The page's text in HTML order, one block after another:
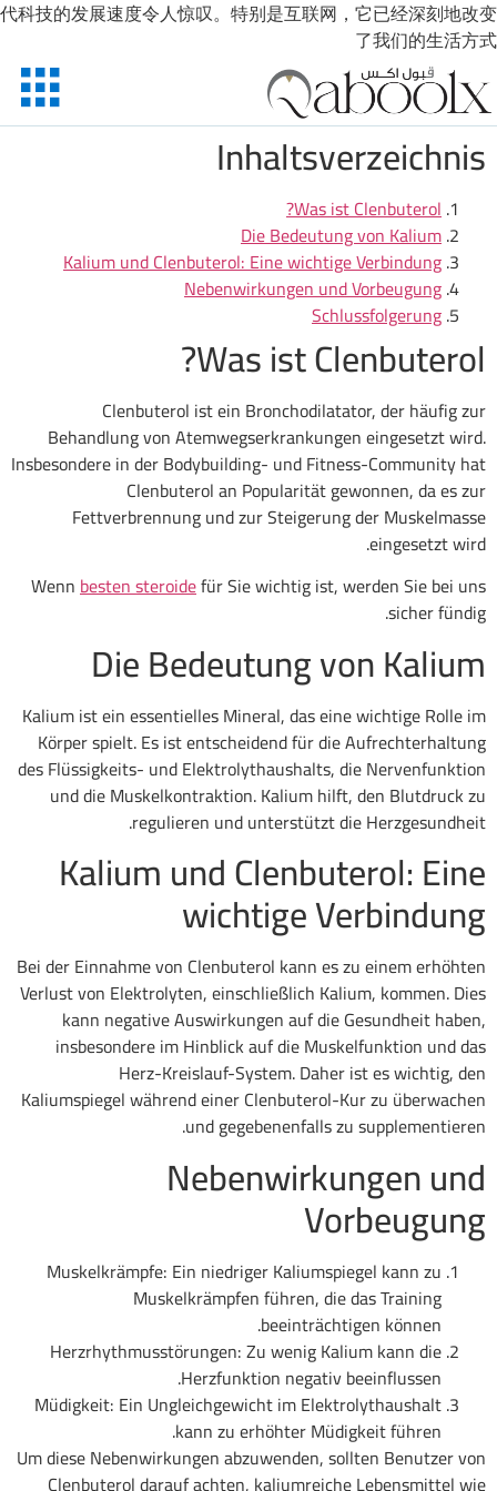
代科技的发展速度令人惊叹。特别是互联网，它已经深刻地改变
了我们的生活方式
Inhaltsverzeichnis
Was ist Clenbuterol?
Die Bedeutung von Kalium
Kalium und Clenbuterol: Eine wichtige Verbindung
Nebenwirkungen und Vorbeugung
Schlussfolgerung
Was ist Clenbuterol?
Clenbuterol ist ein Bronchodilatator, der häufig zur
Behandlung von Atemwegserkrankungen eingesetzt wird.
Insbesondere in der Bodybuilding- und Fitness-Community hat
Clenbuterol an Popularität gewonnen, da es zur
Fettverbrennung und zur Steigerung der Muskelmasse
eingesetzt wird.
Wennbesten steroidefür Sie wichtig ist, werden Sie bei uns
sicher fündig.
Die Bedeutung von Kalium
Kalium ist ein essentielles Mineral, das eine wichtige Rolle im
Körper spielt. Es ist entscheidend für die Aufrechterhaltung
des Flüssigkeits- und Elektrolythaushalts, die Nervenfunktion
und die Muskelkontraktion. Kalium hilft, den Blutdruck zu
regulieren und unterstützt die Herzgesundheit.
Kalium und Clenbuterol: Eine
wichtige Verbindung
Bei der Einnahme von Clenbuterol kann es zu einem erhöhten
Verlust von Elektrolyten, einschließlich Kalium, kommen. Dies
kann negative Auswirkungen auf die Gesundheit haben,
insbesondere im Hinblick auf die Muskelfunktion und das
Herz-Kreislauf-System. Daher ist es wichtig, den
Kaliumspiegel während einer Clenbuterol-Kur zu überwachen
und gegebenenfalls zu supplementieren.
Nebenwirkungen und
Vorbeugung
Muskelkrämpfe: Ein niedriger Kaliumspiegel kann zu
Muskelkrämpfen führen, die das Training
beeinträchtigen können.
Herzrhythmusstörungen: Zu wenig Kalium kann die
Herzfunktion negativ beeinflussen.
Müdigkeit: Ein Ungleichgewicht im Elektrolythaushalt
kann zu erhöhter Müdigkeit führen.
Um diese Nebenwirkungen abzuwenden, sollten Benutzer von
Clenbuterol darauf achten, kaliumreiche Lebensmittel wie